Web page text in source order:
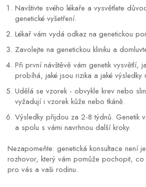
Navštivte svého lékaře a vysvětlete
genetické vyšetření.
Lékař vám vydá odkaz na genetickou
Zavolejte na genetickou kliniku a
Při první návštěvě vám genetik vysvětlí,
probíhá, jaké jsou rizika a jaké výsledky
Udělá se vzorek - obvykle krev nebo
vyžadují i vzorek kůže nebo tkáně.
Výsledky přijdou za 2-8 týdnů. Genetik
a spolu s vámi navrhnou další kroky.
Nezapomeňte: genetická konsultace není
rozhovor, který vám pomůže pochopit, co
pro vás a vaši rodinu.